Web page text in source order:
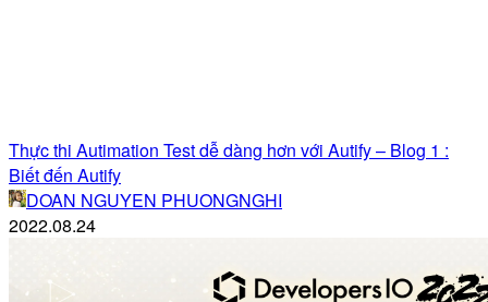
Thực thi Autimation Test dễ dàng hơn với Autify – Blog 1 :
Biết đến Autify
DOAN NGUYEN PHUONGNGHI
2022.08.24